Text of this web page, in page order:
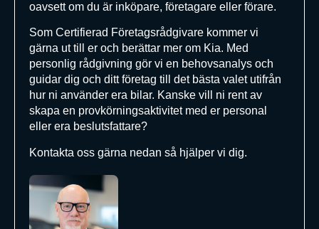
oavsett om du är inköpare, företagare eller förare.
Som Certifierad Företagsrådgivare kommer vi
gärna ut till er och berättar mer om Kia. Med
personlig rådgivning gör vi en behovsanalys och
guidar dig och ditt företag till det bästa valet utifrån
hur ni använder era bilar. Kanske vill ni rent av
skapa en provkörningsaktivitet med er personal
eller era beslutsfattare?
Kontakta oss gärna nedan så hjälper vi dig.